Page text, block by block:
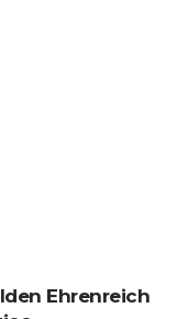
Ehrenreich